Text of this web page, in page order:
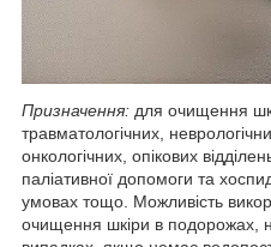
Призначення: для очищення
травматологічних,
онкологічних, опікових
паліативної допомоги та
умовах тощо. Можливість
очищення шкіри в подорожах,